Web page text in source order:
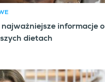
informacje o
dietach